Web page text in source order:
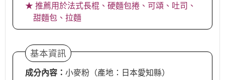
★ 推薦用於法式長棍、硬麵包捲、可頌、吐司、
甜麵包、拉麵
基本資訊
成分內容： 小麥粉（產地：日本愛知縣）